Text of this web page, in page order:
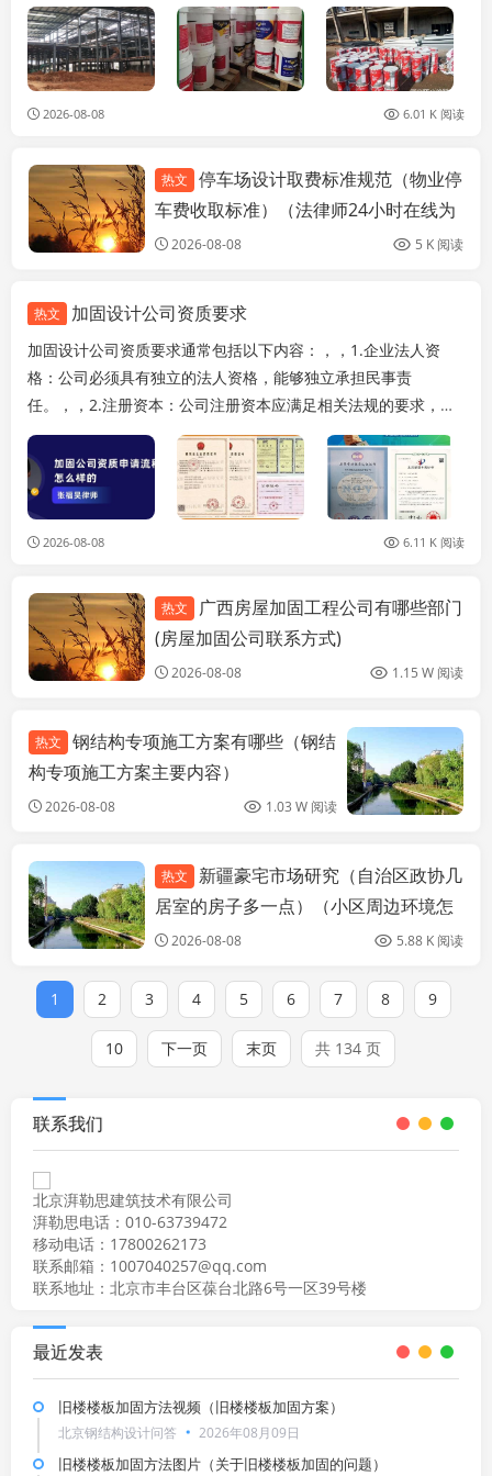
2026-08-08 6.01 K 阅读
装饰工装设计
热文
停车场设计取费标准规范（物业停
车费收取标准）（法律师24小时在线为
您解答自身详细点情况并详细点情况）
2026-08-08 5 K 阅读
热文 加固设计公司资质要求
加固设计公司资质要求通常包括以下内容：，，1.企业法人资
格：公司必须具有独立的法人资格，能够独立承担民事责
任。，，2.注册资本：公司注册资本应满足相关法规的要求，一
般为50万元以上。，，3.技术力量：公司拥有一...
2026-08-08 6.11 K 阅读
装饰工装设计
热文
广西房屋加固工程公司有哪些部门
(房屋加固公司联系方式)
2026-08-08 1.15 W 阅读
热文
钢结构专项施工方案有哪些（钢结
构专项施工方案主要内容）
2026-08-08 1.03 W 阅读
装饰工装设计
热文
新疆豪宅市场研究（自治区政协几
居室的房子多一点）（小区周边环境怎
么样？）
2026-08-08 5.88 K 阅读
1 2 3 4 5 6 7 8 9
10 下一页 末页 共 134 页
联系我们
北京湃勒思建筑技术有限公司
湃勒思电话：010-63739472
移动电话：17800262173
联系邮箱：1007040257@qq.com
联系地址：北京市丰台区葆台北路6号一区39号楼
最近发表
旧楼楼板加固方法视频（旧楼楼板加固方案）
北京钢结构设计问答 2026年08月09日
旧楼楼板加固方法图片（关于旧楼楼板加固的问题）